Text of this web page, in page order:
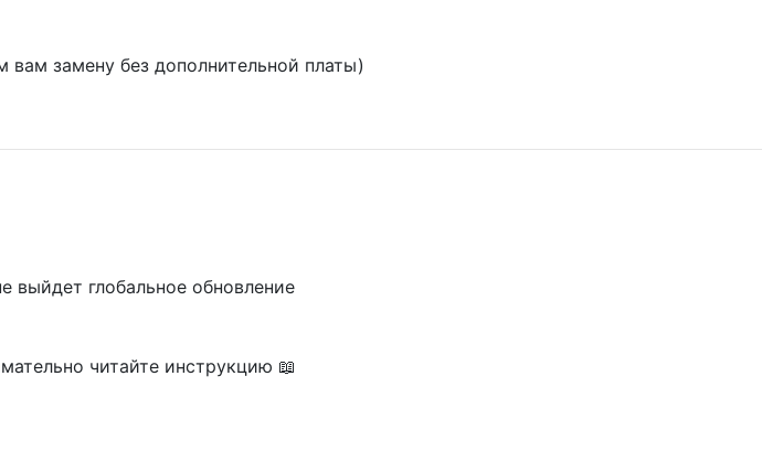
замену без дополнительной платы)
выйдет глобальное обновление
читайте инструкцию 📖